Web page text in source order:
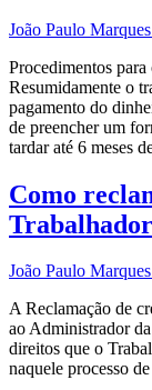
João Paulo
Procedimentos
Resumidamente o
pagamento do
de preencher um
tardar até 6 meses
Como
João Paulo
A Reclamação de
ao Administrador
direitos que o
naquele processo